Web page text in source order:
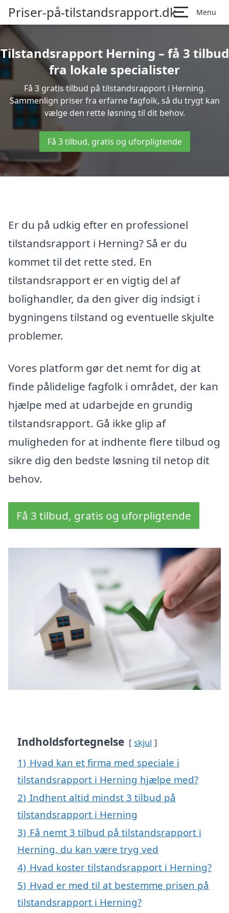
Priser-på-tilstandsrapport.dk Menu
Tilstandsrapport Herning – få 3 tilbud
fra lokale specialister
Få 3 gratis tilbud på tilstandsrapport i Herning.
Sammenlign priser fra erfarne fagfolk, så du trygt kan
vælge den rette løsning til dit behov.
Få 3 tilbud, gratis og uforpligtende
Er du på udkig efter en professionel
tilstandsrapport i Herning? Så er du
kommet til det rette sted. En
tilstandsrapport er en vigtig del af
bolighandler, da den giver dig indsigt i
bygningens tilstand og eventuelle skjulte
problemer.
Vores platform gør det nemt for dig at
finde pålidelige fagfolk i området, der kan
hjælpe med at udarbejde en grundig
tilstandsrapport. Gå ikke glip af
muligheden for at indhente flere tilbud og
sikre dig den bedste løsning til netop dit
behov.
Få 3 tilbud, gratis og uforpligtende
Indholdsfortegnelse skjul
1) Hvad kan et firma med speciale i
tilstandsrapport i Herning hjælpe med?
2) Indhent altid mindst 3 tilbud på
tilstandsrapport i Herning
3) Få nemt 3 tilbud på tilstandsrapport i
Herning, du kan være tryg ved
4) Hvad koster tilstandsrapport i Herning?
5) Hvad er med til at bestemme prisen på
tilstandsrapport i Herning?